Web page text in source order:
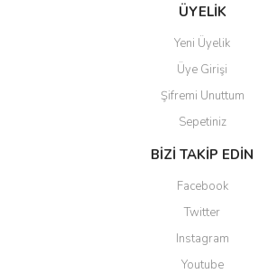
Gönder
ÜYELİK
Yeni Üyelik
Üye Girişi
Şifremi Unuttum
Sepetiniz
BİZİ TAKİP EDİN
Facebook
Twitter
Instagram
Youtube